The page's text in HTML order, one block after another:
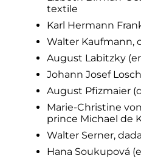
textile
Karl Hermann
Walter Kaufmann,
August Labitzky
Johann Josef
August Pfizmaier
Marie-Christine
prince Michael de
Walter Serner,
Hana Soukupová